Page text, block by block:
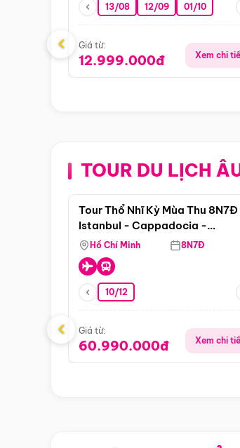
13/08 12/09 01/10
Giá từ:
12.999.000đ Xem chi
‹
TOUR DU LỊCH
Điểm nổi
Tour Thổ Nhĩ Kỳ Mùa Thu 8N7Đ |
Istanbul - Cappadocia -
Pamukkale
Hồ Chí Minh 8N7Đ
10/12
Giá từ:
60.990.000đ Xem chi
‹